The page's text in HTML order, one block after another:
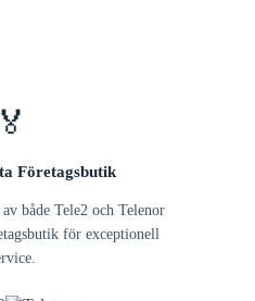
🏅
Företagsbutik
både Tele2 och Telenor
för exceptionell